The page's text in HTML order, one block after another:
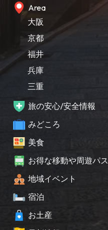
Area
大阪
京都
福井
兵庫
三重
旅の安心/安全情報
みどころ
美食
お得な移動や周遊パス
地域イベント
宿泊
お土産